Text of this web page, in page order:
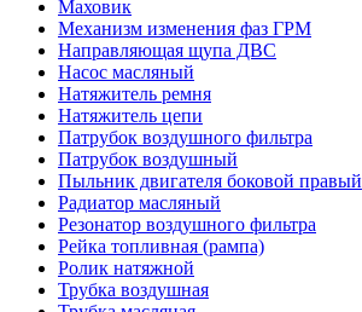
Маховик
Механизм изменения фаз ГРМ
Направляющая щупа ДВС
Насос масляный
Натяжитель ремня
Натяжитель цепи
Патрубок воздушного фильтра
Патрубок воздушный
Пыльник двигателя боковой правый
Радиатор масляный
Резонатор воздушного фильтра
Рейка топливная (рампа)
Ролик натяжной
Трубка воздушная